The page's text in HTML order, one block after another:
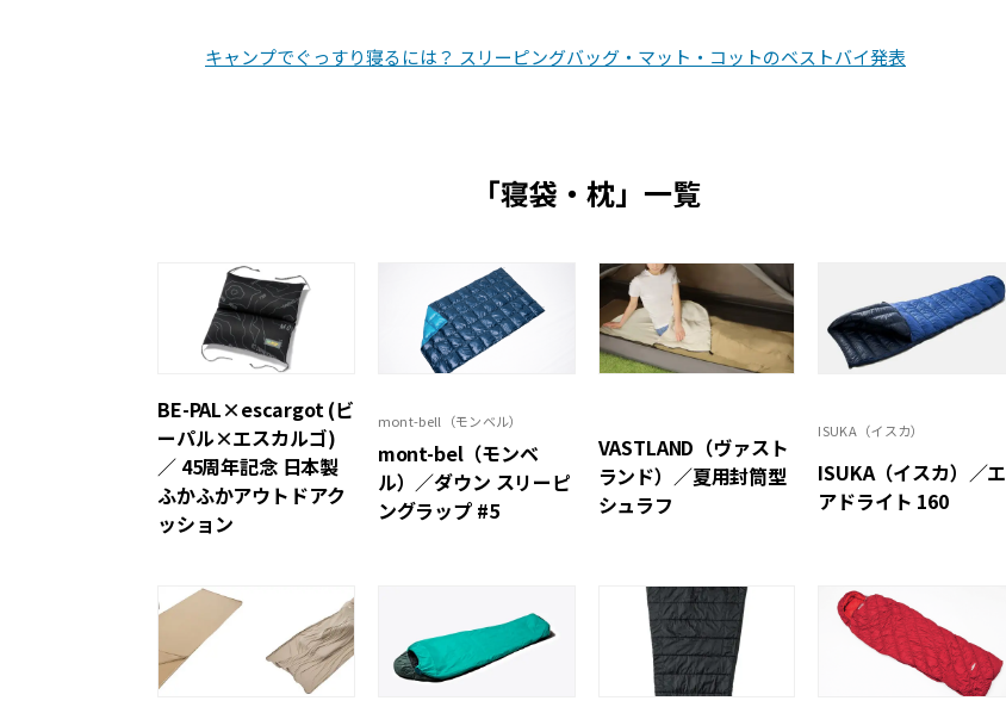
キャンプでぐっすり寝るには？ スリーピングバッグ・マット・コットのベストバイ発表
「寝袋・枕」一覧
BE-PAL×escargot (ビ
ーパル×エスカルゴ)
／ 45周年記念 日本製
ふかふかアウトドアク
ッション
mont-bell（モンベル）
mont-bel（モンベ
ル）／ダウン スリーピ
ングラップ #5
VASTLAND（ヴァスト
ランド）／夏用封筒型
シュラフ
ISUKA（イスカ）
ISUKA（イスカ）／エ
アドライト 160